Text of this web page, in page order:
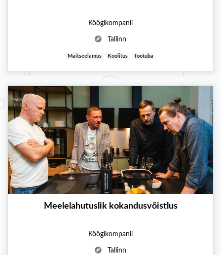
Köögikompanii
Tallinn
Maitseelamus Koolitus Töötuba
Meelelahutuslik kokandusvõistlus
Köögikompanii
Tallinn